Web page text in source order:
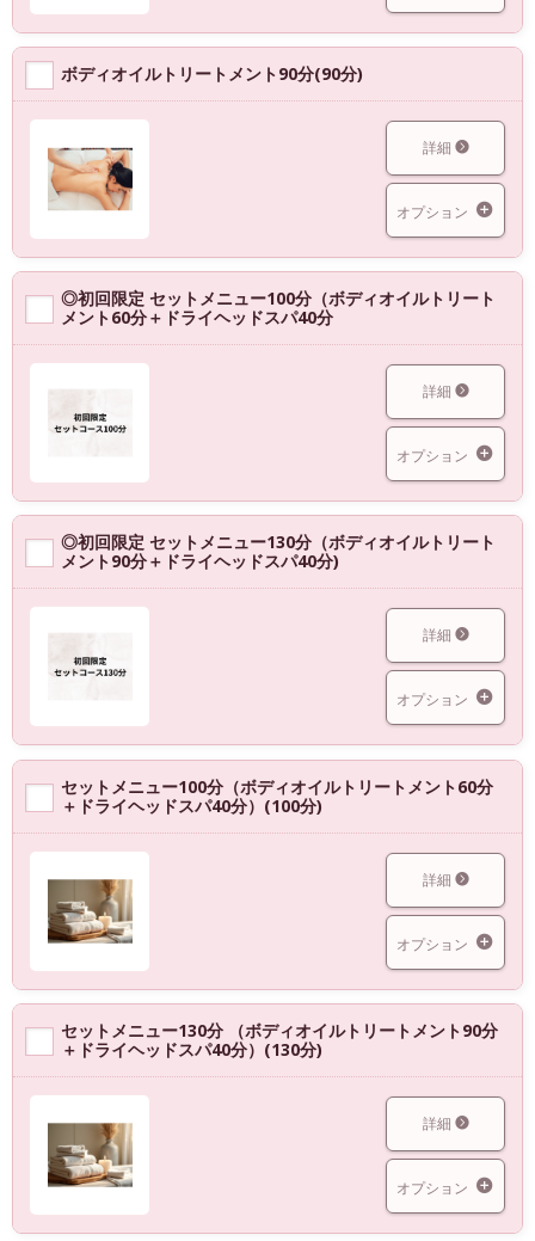
ボディオイルトリートメント90分(90分)
詳細
オプション
◎初回限定 セットメニュー100分（ボディオイルトリート
メント60分＋ドライヘッドスパ40分
詳細
オプション
◎初回限定 セットメニュー130分（ボディオイルトリート
メント90分＋ドライヘッドスパ40分)
詳細
オプション
セットメニュー100分（ボディオイルトリートメント60分
＋ドライヘッドスパ40分）(100分)
詳細
オプション
セットメニュー130分 （ボディオイルトリートメント90分
＋ドライヘッドスパ40分）(130分)
詳細
オプション